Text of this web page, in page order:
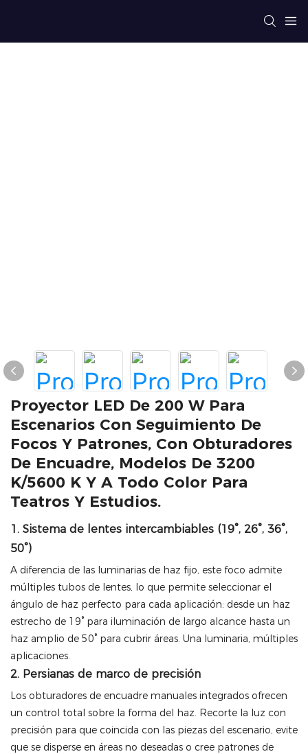
Proyector LED De 200 W Para
Escenarios Con Seguimiento De
Focos Y Patrones, Con Obturadores
De Encuadre, Modelos De 3200
K/5600 K Y A Todo Color Para
Teatros Y Estudios.
1. Sistema de lentes intercambiables (19°, 26°, 36°,
50°)
A diferencia de las luminarias de haz fijo, este foco admite
múltiples tubos de lentes, lo que permite seleccionar el
ángulo de haz perfecto para cada aplicación: desde un haz
estrecho de 19° para iluminación de largo alcance hasta un
haz amplio de 50° para cubrir áreas. Una luminaria, múltiples
aplicaciones.
2. Persianas de marco de precisión
Los obturadores de encuadre manuales integrados ofrecen
un control total sobre la forma del haz. Recorte la luz con
precisión para que coincida con las piezas del escenario, evite
que se disperse en áreas no deseadas o cree patrones de